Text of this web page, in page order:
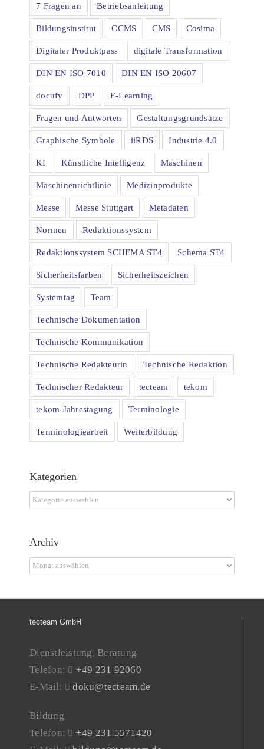
7 Fragen an Betriebsanleitung
Bildungsinstitut CCMS CMS Cosima
Digitaler Produktpass digitale Transformation
DIN EN ISO 7010 DIN EN ISO 20607
docufy DPP E-Learning
Fragen und Antworten Gestaltungsgrundsätze
Graphische Symbole iiRDS Industrie 4.0
KI Künstliche Intelligenz Maschinen
Maschinenrichtlinie Medizinprodukte
Messe Messe Stuttgart Metadaten
Normen Redaktionssystem
Redaktionssystem SCHEMA ST4 Schema ST4
Sicherheitsfarben Sicherheitszeichen
Systemtag Team
Technische Dokumentation
Technische Kommunikation
Technische Redakteurin Technische Redaktion
Technischer Redakteur tecteam tekom
tekom-Jahrestagung Terminologie
Terminologiearbeit Weiterbildung
Kategorien
Kategorien
Archiv
Archiv
tecteam GmbH
Dienstleistung, Beratung
Telefon:
+49 231 92060
E-Mail:
doku@tecteam.de
Bildung
Telefon:
+49 231 5571420